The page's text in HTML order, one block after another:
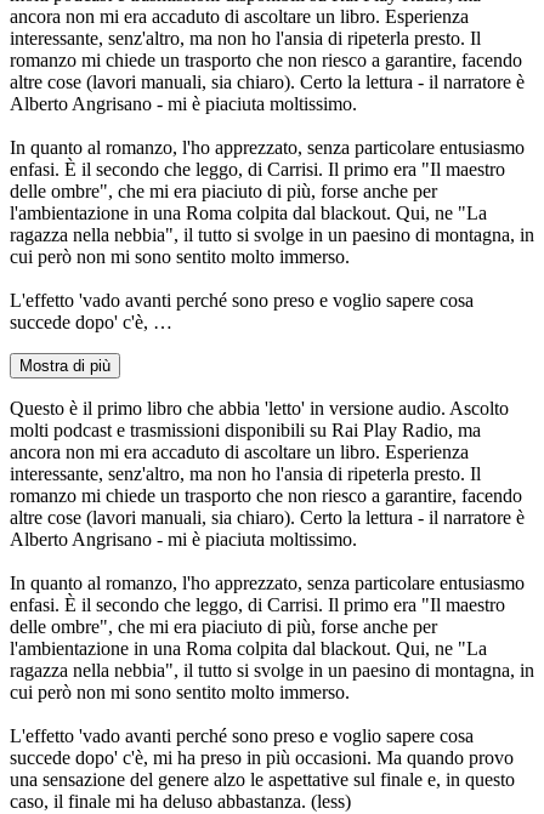
ancora non mi era accaduto di ascoltare un libro. Esperienza
interessante, senz'altro, ma non ho l'ansia di ripeterla presto. Il
romanzo mi chiede un trasporto che non riesco a garantire, facendo
altre cose (lavori manuali, sia chiaro). Certo la lettura - il narratore è
Alberto Angrisano - mi è piaciuta moltissimo.
In quanto al romanzo, l'ho apprezzato, senza particolare entusiasmo
enfasi. È il secondo che leggo, di Carrisi. Il primo era "Il maestro
delle ombre", che mi era piaciuto di più, forse anche per
l'ambientazione in una Roma colpita dal blackout. Qui, ne "La
ragazza nella nebbia", il tutto si svolge in un paesino di montagna, in
cui però non mi sono sentito molto immerso.
L'effetto 'vado avanti perché sono preso e voglio sapere cosa
succede dopo' c'è, …
Mostra di più
Questo è il primo libro che abbia 'letto' in versione audio. Ascolto
molti podcast e trasmissioni disponibili su Rai Play Radio, ma
ancora non mi era accaduto di ascoltare un libro. Esperienza
interessante, senz'altro, ma non ho l'ansia di ripeterla presto. Il
romanzo mi chiede un trasporto che non riesco a garantire, facendo
altre cose (lavori manuali, sia chiaro). Certo la lettura - il narratore è
Alberto Angrisano - mi è piaciuta moltissimo.
In quanto al romanzo, l'ho apprezzato, senza particolare entusiasmo
enfasi. È il secondo che leggo, di Carrisi. Il primo era "Il maestro
delle ombre", che mi era piaciuto di più, forse anche per
l'ambientazione in una Roma colpita dal blackout. Qui, ne "La
ragazza nella nebbia", il tutto si svolge in un paesino di montagna, in
cui però non mi sono sentito molto immerso.
L'effetto 'vado avanti perché sono preso e voglio sapere cosa
succede dopo' c'è, mi ha preso in più occasioni. Ma quando provo
una sensazione del genere alzo le aspettative sul finale e, in questo
caso, il finale mi ha deluso abbastanza. (less)